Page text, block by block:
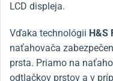
LCD displeja.
Vďaka technológii H&S
naťahovača
prsta. Priamo na
odtlačkov prstov a v